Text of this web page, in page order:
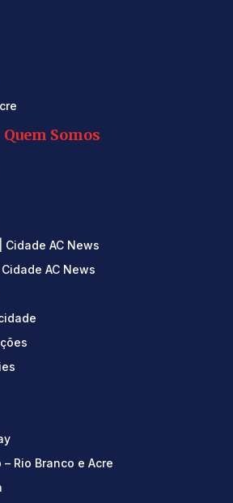
Quem Somos
Cidade AC News
AC News
Rio Branco e Acre